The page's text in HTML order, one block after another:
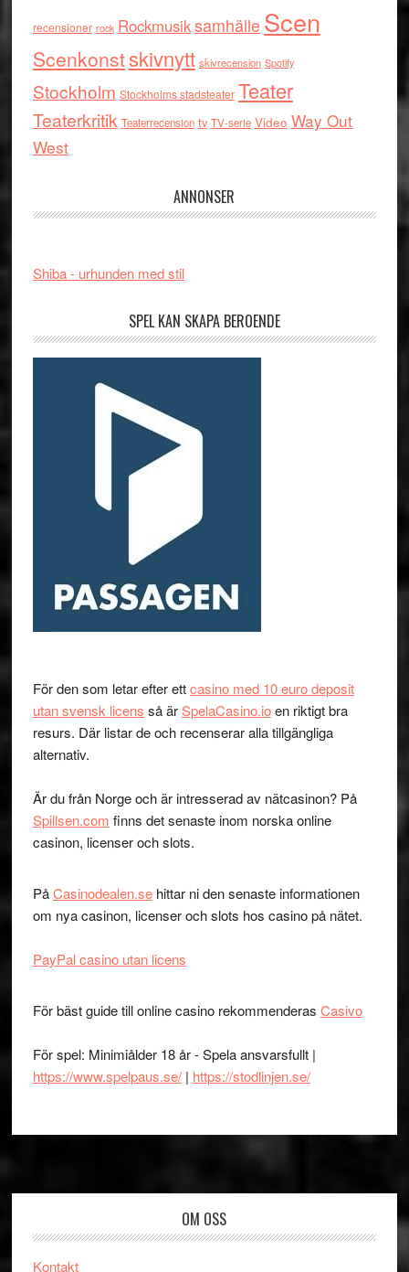
recensioner rock RockmusiksamhälleScen
Scenkonstskivnytt skivrecension Spotify
Stockholm Stockholms stadsteater Teater
Teaterkritik Teaterrecension tv TV-serie Video Way Out
West
ANNONSER
Shiba - urhunden med stil
SPEL KAN SKAPA BEROENDE
För den som letar efter ettcasino med 10 euro deposit
utan svensk licens så ärSpelaCasino.ioen riktigt bra
resurs. Där listar de och recenserar alla tillgängliga
alternativ.
Är du från Norge och är intresserad av nätcasinon? På
Spillsen.com finns det senaste inom norska online
casinon, licenser och slots.
PåCasinodealen.sehittar ni den senaste informationen
om nya casinon, licenser och slots hos casino på nätet.
PayPal casino utan licens
För bäst guide till online casino rekommenderas Casivo
För spel: Minimiålder 18 år - Spela ansvarsfullt |
https://www.spelpaus.se/| https://stodlinjen.se/
OM OSS
Kontakt